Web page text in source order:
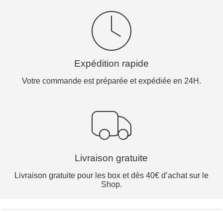
Expédition rapide
Votre commande est préparée et expédiée en 24H.
Livraison gratuite
Livraison gratuite pour les box et dès 40€ d’achat sur le
Shop.